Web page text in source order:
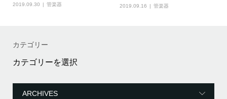
2019.09.30 管楽器 2019.09.16 管楽器
カテゴリー
カ
テ
リ